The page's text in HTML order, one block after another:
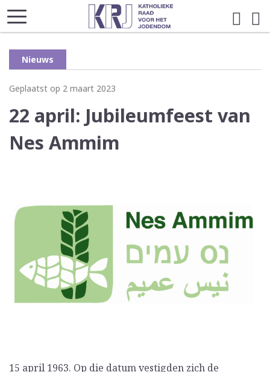
Nieuws
Geplaatst op 2 maart 2023
22 april: Jubileumfeest van
Nes Ammim
15 april 1963. Op die datum vestigden zich de